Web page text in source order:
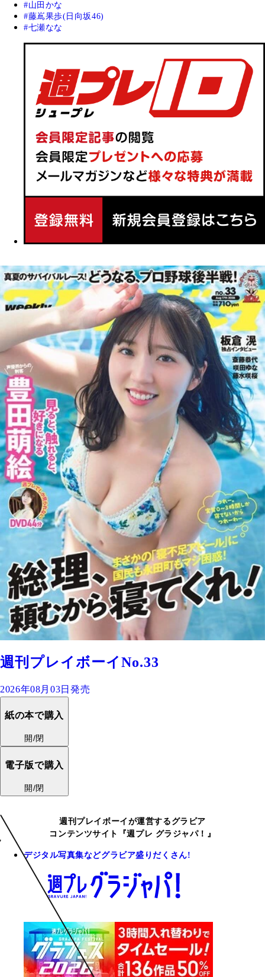
山田かな
藤嶌果歩(日向坂46)
七瀬なな
週刊プレイボーイNo.33
2026年08月03日発売
紙の本で購入
開/閉
電子版で購入
開/閉
週刊プレイボーイが運営するグラビア
コンテンツサイト『週プレ グラジャパ！』
デジタル写真集などグラビア盛りだくさん!